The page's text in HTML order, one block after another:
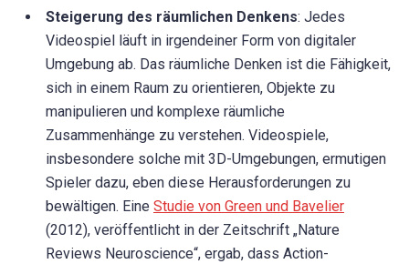
Steigerung des räumlichen Denkens: Jedes
Videospiel läuft in irgendeiner Form von digitaler
Umgebung ab. Das räumliche Denken ist die Fähigkeit,
sich in einem Raum zu orientieren, Objekte zu
manipulieren und komplexe räumliche
Zusammenhänge zu verstehen. Videospiele,
insbesondere solche mit 3D-Umgebungen, ermutigen
Spieler dazu, eben diese Herausforderungen zu
bewältigen. Eine Studie von Green und Bavelier
(2012), veröffentlicht in der Zeitschrift „Nature
Reviews Neuroscience“, ergab, dass Action-